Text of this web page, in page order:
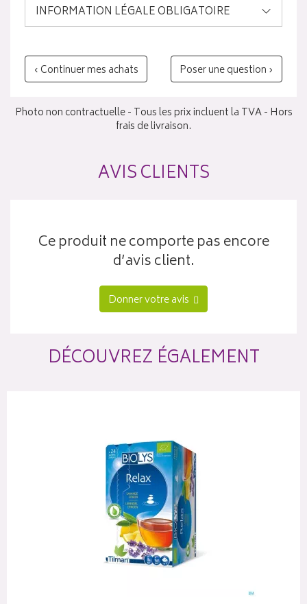
INFORMATION LÉGALE OBLIGATOIRE
‹ Continuer mes achats Poser une question ›
Photo non contractuelle - Tous les prix incluent la TVA - Hors
frais de livraison.
AVIS CLIENTS
Ce produit ne comporte pas encore
d’avis client.
Donner votre avis
DÉCOUVREZ ÉGALEMENT